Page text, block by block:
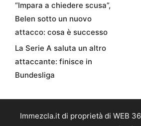
“Impara a chiedere scusa”,
Belen sotto un nuovo
attacco: cosa è successo
La Serie A saluta un altro
attaccante: finisce in
Bundesliga
Immezcla.it di proprietà di WEB